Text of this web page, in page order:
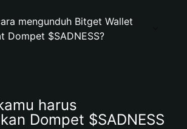
mengunduh Bitget Wallet
Dompet $SADNESS?
harus
Dompet $SADNESS